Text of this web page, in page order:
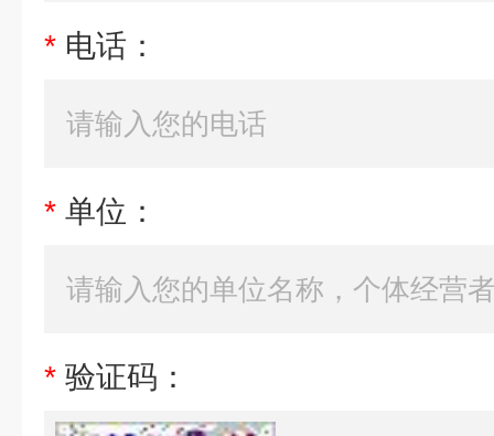
* 电话：
* 单位：
* 验证码：